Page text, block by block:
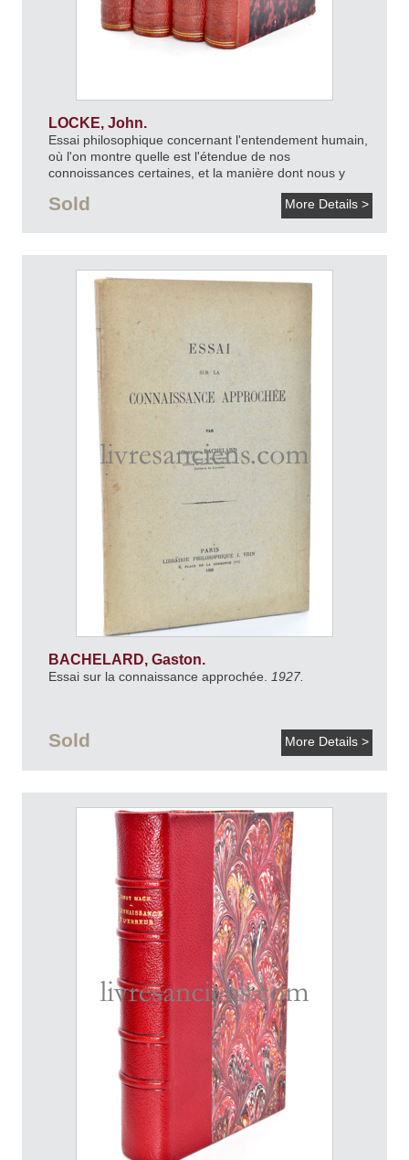
LOCKE, John.
Essai philosophique concernant l'entendement humain,
où l'on montre quelle est l'étendue de nos
connoissances certaines, et la manière dont nous y
Sold More Details >
BACHELARD, Gaston.
Essai sur la connaissance approchée. 1927.
Sold More Details >